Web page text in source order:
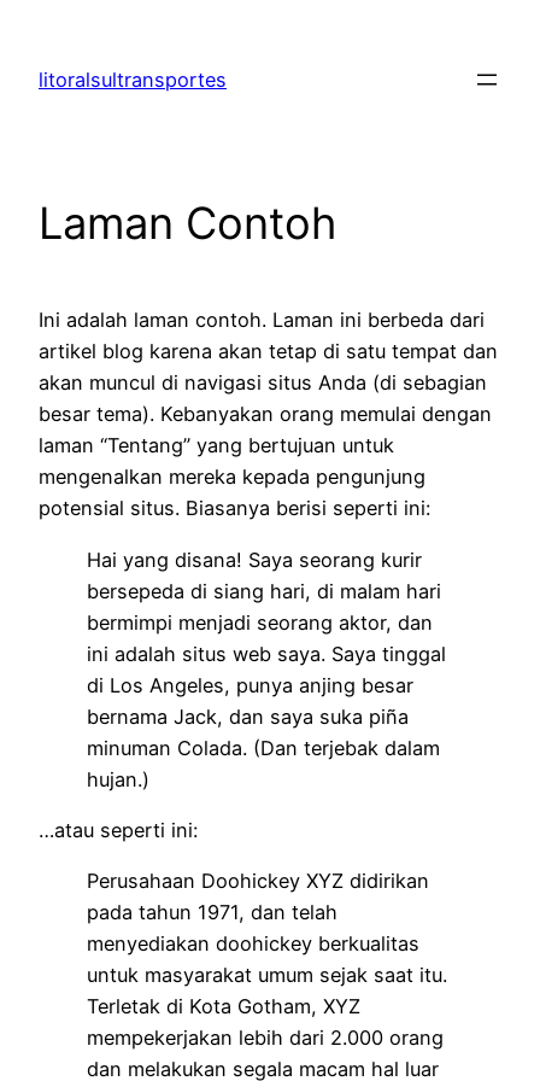
konten
litoralsultransportes
Laman Contoh
Ini adalah laman contoh. Laman ini berbeda dari
artikel blog karena akan tetap di satu tempat dan
akan muncul di navigasi situs Anda (di sebagian
besar tema). Kebanyakan orang memulai dengan
laman “Tentang” yang bertujuan untuk
mengenalkan mereka kepada pengunjung
potensial situs. Biasanya berisi seperti ini:
Hai yang disana! Saya seorang kurir
bersepeda di siang hari, di malam hari
bermimpi menjadi seorang aktor, dan
ini adalah situs web saya. Saya tinggal
di Los Angeles, punya anjing besar
bernama Jack, dan saya suka piña
minuman Colada. (Dan terjebak dalam
hujan.)
…atau seperti ini:
Perusahaan Doohickey XYZ didirikan
pada tahun 1971, dan telah
menyediakan doohickey berkualitas
untuk masyarakat umum sejak saat itu.
Terletak di Kota Gotham, XYZ
mempekerjakan lebih dari 2.000 orang
dan melakukan segala macam hal luar